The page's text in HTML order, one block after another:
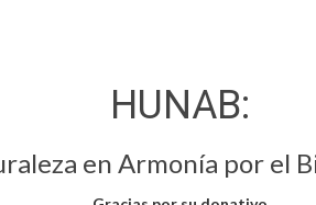
HUNAB:
en Armonía por el